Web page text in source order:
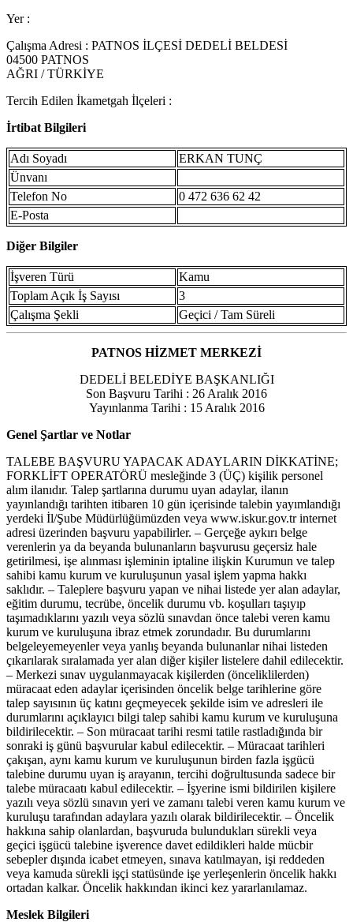
Yer :
Çalışma Adresi : PATNOS İLÇESİ DEDELİ BELDESİ
04500 PATNOS
AĞRI / TÜRKİYE
Tercih Edilen İkametgah İlçeleri :
İrtibat Bilgileri
Adı Soyadı
ERKAN TUNÇ
Ünvanı
Telefon No
0 472 636 62 42
E-Posta
Diğer Bilgiler
İşveren Türü
Kamu
Toplam Açık İş Sayısı
3
Çalışma Şekli
Geçici / Tam Süreli
PATNOS HİZMET MERKEZİ
DEDELİ BELEDİYE BAŞKANLIĞI
Son Başvuru Tarihi : 26 Aralık 2016
Yayınlanma Tarihi : 15 Aralık 2016
Genel Şartlar ve Notlar
TALEBE BAŞVURU YAPACAK ADAYLARIN DİKKATİNE;
FORKLİFT OPERATÖRÜ mesleğinde 3 (ÜÇ) kişilik personel
alım ilanıdır. Talep şartlarına durumu uyan adaylar, ilanın
yayınlandığı tarihten itibaren 10 gün içerisinde talebin yayımlandığı
yerdeki İl/Şube Müdürlüğümüzden veya www.iskur.gov.tr internet
adresi üzerinden başvuru yapabilirler. – Gerçeğe aykırı belge
verenlerin ya da beyanda bulunanların başvurusu geçersiz hale
getirilmesi, işe alınması işleminin iptaline ilişkin Kurumun ve talep
sahibi kamu kurum ve kuruluşunun yasal işlem yapma hakkı
saklıdır. – Taleplere başvuru yapan ve nihai listede yer alan adaylar,
eğitim durumu, tecrübe, öncelik durumu vb. koşulları taşıyıp
taşımadıklarını yazılı veya sözlü sınavdan önce talebi veren kamu
kurum ve kuruluşuna ibraz etmek zorundadır. Bu durumlarını
belgeleyemeyenler veya yanlış beyanda bulunanlar nihai listeden
çıkarılarak sıralamada yer alan diğer kişiler listelere dahil edilecektir.
– Merkezi sınav uygulanmayacak kişilerden (önceliklilerden)
müracaat eden adaylar içerisinden öncelik belge tarihlerine göre
talep sayısının üç katını geçmeyecek şekilde isim ve adresleri ile
durumlarını açıklayıcı bilgi talep sahibi kamu kurum ve kuruluşuna
bildirilecektir. – Son müracaat tarihi resmi tatile rastladığında bir
sonraki iş günü başvurular kabul edilecektir. – Müracaat tarihleri
çakışan, aynı kamu kurum ve kuruluşunun birden fazla işgücü
talebine durumu uyan iş arayanın, tercihi doğrultusunda sadece bir
talebe müracaatı kabul edilecektir. – İşyerine ismi bildirilen kişilere
yazılı veya sözlü sınavın yeri ve zamanı talebi veren kamu kurum ve
kuruluşu tarafından adaylara yazılı olarak bildirilecektir. – Öncelik
hakkına sahip olanlardan, başvuruda bulundukları sürekli veya
geçici işgücü talebine işverence davet edildikleri halde mücbir
sebepler dışında icabet etmeyen, sınava katılmayan, işi reddeden
veya kamuda sürekli işçi statüsünde işe yerleşenlerin öncelik hakkı
ortadan kalkar. Öncelik hakkından ikinci kez yararlanılamaz.
Meslek Bilgileri